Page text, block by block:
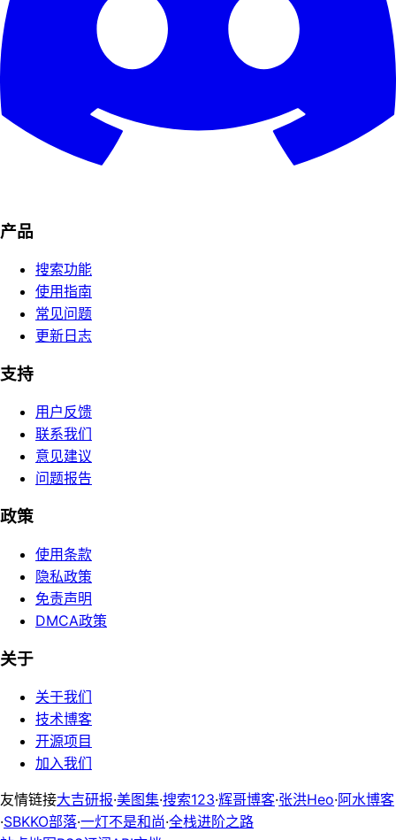
产品
搜索功能
使用指南
常见问题
更新日志
支持
用户反馈
联系我们
意见建议
问题报告
政策
使用条款
隐私政策
免责声明
DMCA政策
关于
关于我们
技术博客
开源项目
加入我们
友情链接大吉研报·美图集·搜索123·辉哥博客·张洪Heo·阿水博客
·SBKKO部落·一灯不是和尚·全栈进阶之路